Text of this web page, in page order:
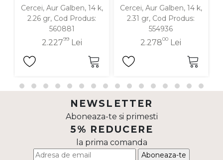
Cercei, Aur Galben, 14 k,
2.26 gr, Cod Produs:
560881
2.22799Lei
Cercei, Aur Galben, 14 k,
2.31 gr, Cod Produs:
554936
2.27800 Lei
NEWSLETTER
Aboneaza-te si primesti
5% REDUCERE
la prima comanda
Aboneaza-te